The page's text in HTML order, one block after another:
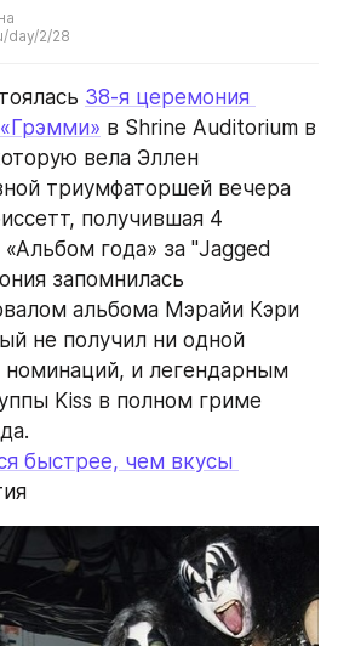
day/2/28
38-я церемония
в Shrine Auditorium в
вела Эллен
триумфаторшей вечера
получившая 4
года» за "Jagged
запомнилась
альбома Мэрайи Кэри
не получил ни одной
номинаций, и легендарным
Kiss в полном гриме
быстрее, чем вкусы